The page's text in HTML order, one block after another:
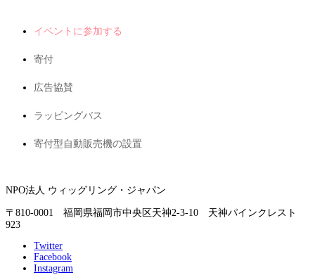
イベントに参加する
寄付
広告協賛
ラッピングバス
寄付型自動販売機の設置
NPO法人 ウィッグリング・ジャパン
〒810-0001 福岡県福岡市中央区天神2-3-10 天神パインクレスト
923
Twitter
Facebook
Instagram